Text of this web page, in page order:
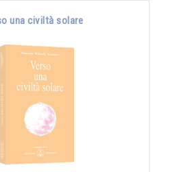
una civiltà solare